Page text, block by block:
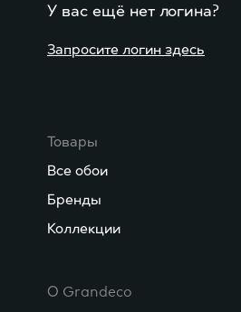
У вас ещё нет логина?
Запросите логин здесь
Товары
Все обои
Бренды
Коллекции
О Grandeco